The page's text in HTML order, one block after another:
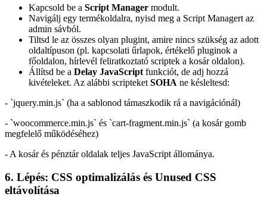
Kapcsold be a Script Manager modult.
Navigálj egy termékoldalra, nyisd meg a Script Managert az
admin sávból.
Tiltsd le az összes olyan plugint, amire nincs szükség az adott
oldaltípuson (pl. kapcsolati űrlapok, értékelő pluginok a
főoldalon, hírlevél feliratkoztató scriptek a kosár oldalon).
Állítsd be a Delay JavaScript funkciót, de adj hozzá
kivételeket. Az alábbi scripteket SOHA ne késleltesd:
- `jquery.min.js` (ha a sablonod támaszkodik rá a navigációnál)
- `woocommerce.min.js` és `cart-fragment.min.js` (a kosár gomb
megfelelő működéséhez)
- A kosár és pénztár oldalak teljes JavaScript állománya.
6. Lépés: CSS optimalizálás és Unused CSS
eltávolítása